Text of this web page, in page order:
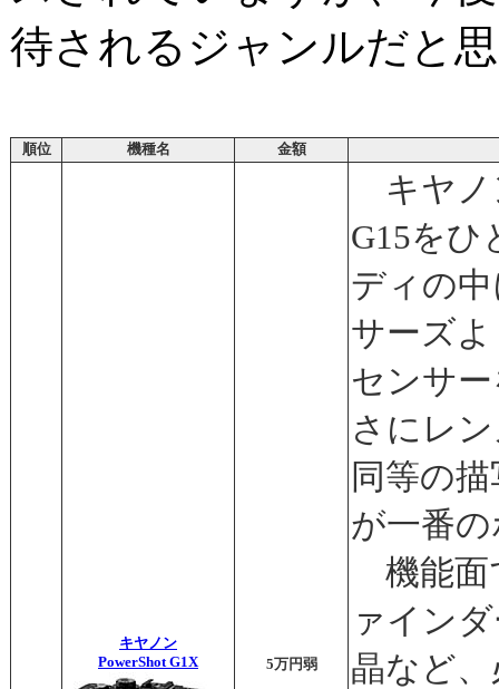
待されるジャンルだと
順位 機種名 金額
キヤノン
PowerShot G1X
5万円弱
キヤノ
G15をひ
ディの
サーズ
センサ
さにレ
同等の
が一番
機能面
ァイン
晶など